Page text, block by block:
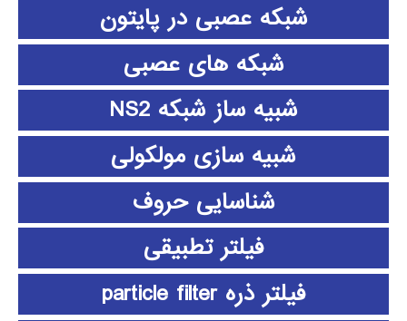
شبکه عصبی در پایتون
شبکه های عصبی
شبیه ساز شبکه NS2
شبیه سازی مولکولی
شناسایی حروف
فیلتر تطبیقی
فیلتر ذره particle filter